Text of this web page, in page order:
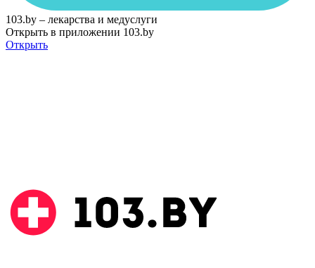
103.by – лекарства и медуслуги
Открыть в приложении 103.by
Открыть